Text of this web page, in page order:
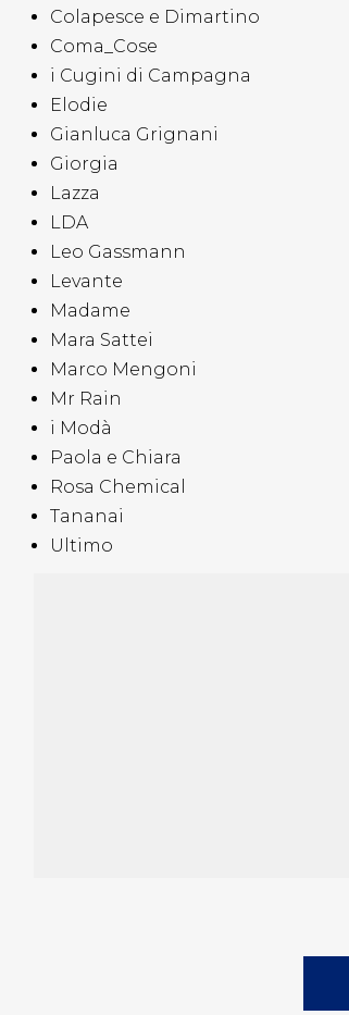
Colapesce e Dimartino
Coma_Cose
i Cugini di Campagna
Elodie
Gianluca Grignani
Giorgia
Lazza
LDA
Leo Gassmann
Levante
Madame
Mara Sattei
Marco Mengoni
Mr Rain
i Modà
Paola e Chiara
Rosa Chemical
Tananai
Ultimo